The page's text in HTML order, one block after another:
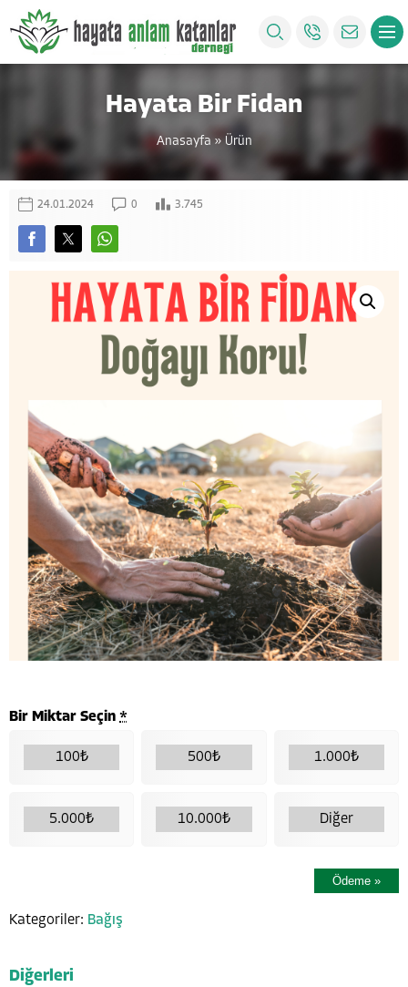
Hayata Bir Fidan
Anasayfa » Ürün
24.01.2024 0 3.745
Bir Miktar Seçin *
100₺ 500₺ 1.000₺
5.000₺ 10.000₺ Diğer
Ödeme »
Kategoriler: Bağış
Diğerleri